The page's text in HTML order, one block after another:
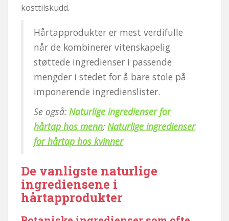
kosttilskudd.
Hårtapprodukter er mest verdifulle
når de kombinerer vitenskapelig
støttede ingredienser i passende
mengder i stedet for å bare stole på
imponerende ingredienslister.
Se også: Naturlige ingredienser for
hårtap hos menn; Naturlige ingredienser
for hårtap hos kvinner
De vanligste naturlige
ingrediensene i
hårtapprodukter